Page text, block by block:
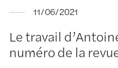
11/06/2021
Le travail
numéro de la